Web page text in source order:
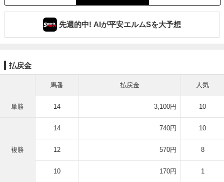
先週的中! AIが平安エルムSを大予想
払戻金
馬番 払戻金 人気
単勝 14 3,100円 10
複勝
14 740円 10
12 570円 8
10 170円 1